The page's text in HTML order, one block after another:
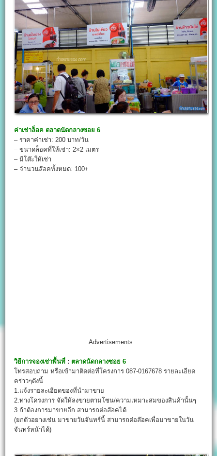
ค่าเช่าล็อค ตลาดนัดกลางซอย 6
– ราคาค่าเช่า: 200 บาท/วัน
– ขนาดล็อคที่ให้เช่า: 2×2 เมตร
– มีโต๊ะให้เช่า
– จำนวนล๊อคทั้งหมด: 100+
Advertisements
วิธีการจองเช่าพื้นที่ : ตลาดนัดกลางซอย6
โทรสอบถาม หรือเข้ามาติดต่อที่โครงการ 087-0167678 รายละเอียด
คร่าวๆดังนี้
1.แจ้งรายละเอียดของที่นำมาขาย
2.ทางโครงการ จัดให้ลงขายตามโซน/ความเหมาะสมของสินค้านั้นๆ
3.ถ้าต้องการมาขายอีก สามารถต่อล๊อคได้
(ยกตัวอย่างเช่น มาขายวันจันทร์นี้ สามารถต่อล๊อคเพื่อมาขายในวัน
จันทร์หน้าได้)